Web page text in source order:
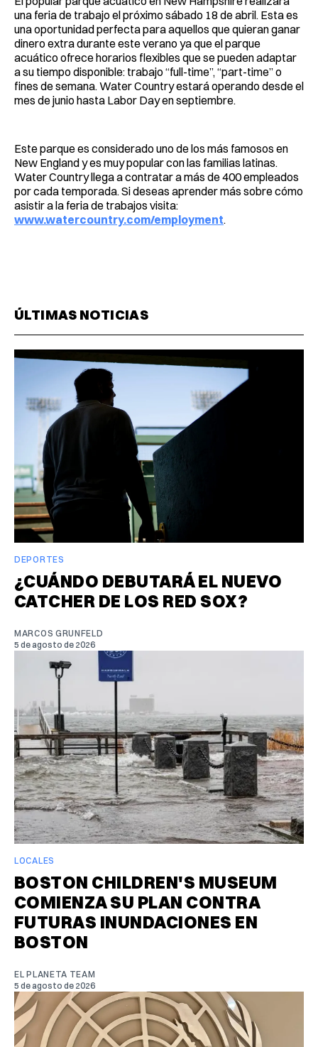
una feria de trabajo el próximo sábado 18 de abril. Esta es
una oportunidad perfecta para aquellos que quieran ganar
dinero extra durante este verano ya que el parque
acuático ofrece horarios flexibles que se pueden adaptar
a su tiempo disponible: trabajo “full-time”, “part-time” o
fines de semana. Water Country estará operando desde el
mes de junio hasta Labor Day en septiembre.
Este parque es considerado uno de los más famosos en
New England y es muy popular con las familias latinas.
Water Country llega a contratar a más de 400 empleados
por cada temporada. Si deseas aprender más sobre cómo
asistir a la feria de trabajos visita:
www.watercountry.com/employment.
ÚLTIMAS NOTICIAS
DEPORTES
¿CUÁNDO DEBUTARÁ EL NUEVO
CATCHER DE LOS RED SOX?
MARCOS GRUNFELD
5 de agosto de 2026
LOCALES
BOSTON CHILDREN'S MUSEUM
COMIENZA SU PLAN CONTRA
FUTURAS INUNDACIONES EN
BOSTON
EL PLANETA TEAM
5 de agosto de 2026